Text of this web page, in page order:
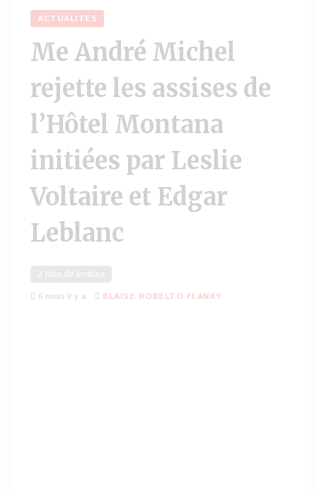
ACTUALITÉS
Me André Michel
rejette les assises de
l’Hôtel Montana
initiées par Leslie
Voltaire et Edgar
Leblanc
6 mois il y a BLAISE ROBELTO FLANKY